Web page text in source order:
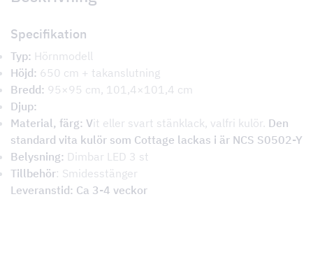
Specifikation
Typ: Hörnmodell
Höjd: 650 cm + takanslutning
Bredd: 95×95 cm, 101,4×101,4 cm
Djup:
Material, färg: V it eller svart stänklack, valfri kulör. Den
standard vita kulör som Cottage lackas i är NCS S0502-Y
Belysning: Dimbar LED 3 st
Tillbehör: Smidesstänger
Leveranstid: Ca 3-4 veckor